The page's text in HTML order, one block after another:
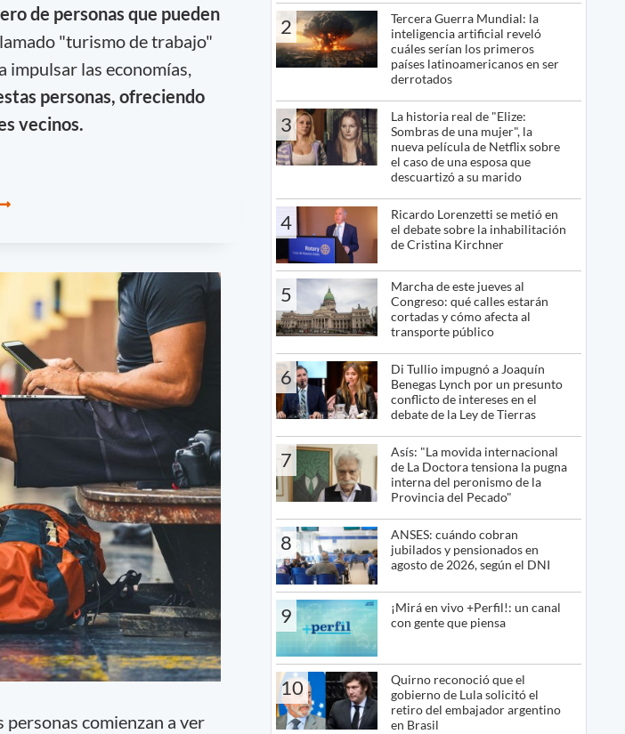
de personas que pueden
"turismo de trabajo"
impulsar las economías,
personas, ofreciendo
vecinos.
personas comienzan a ver
2
Tercera Guerra Mundial: la
inteligencia artificial reveló
cuáles serían los primeros
países latinoamericanos en ser
derrotados
3
La historia real de "Elize:
Sombras de una mujer", la
nueva película de Netflix sobre
el caso de una esposa que
descuartizó a su marido
4
Ricardo Lorenzetti se metió en
el debate sobre la inhabilitación
de Cristina Kirchner
5
Marcha de este jueves al
Congreso: qué calles estarán
cortadas y cómo afecta al
transporte público
6
Di Tullio impugnó a Joaquín
Benegas Lynch por un presunto
conflicto de intereses en el
debate de la Ley de Tierras
7
Asís: "La movida internacional
de La Doctora tensiona la pugna
interna del peronismo de la
Provincia del Pecado"
8
ANSES: cuándo cobran
jubilados y pensionados en
agosto de 2026, según el DNI
9
¡Mirá en vivo +Perfil!: un canal
con gente que piensa
10
Quirno reconoció que el
gobierno de Lula solicitó el
retiro del embajador argentino
en Brasil